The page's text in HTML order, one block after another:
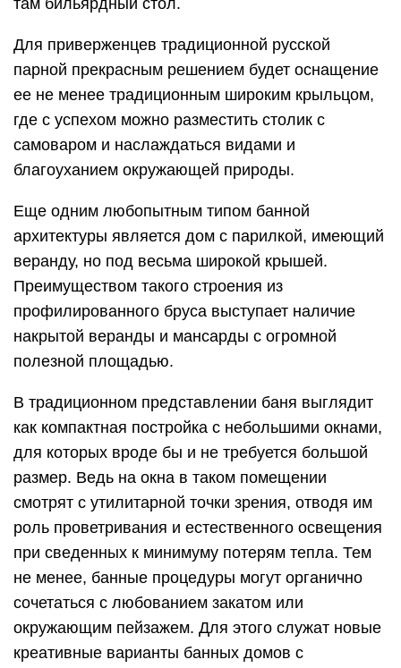
там бильярдный стол.
Для приверженцев традиционной русской
парной прекрасным решением будет оснащение
ее не менее традиционным широким крыльцом,
где с успехом можно разместить столик с
самоваром и наслаждаться видами и
благоуханием окружающей природы.
Еще одним любопытным типом банной
архитектуры является дом с парилкой, имеющий
веранду, но под весьма широкой крышей.
Преимуществом такого строения из
профилированного бруса выступает наличие
накрытой веранды и мансарды с огромной
полезной площадью.
В традиционном представлении баня выглядит
как компактная постройка с небольшими окнами,
для которых вроде бы и не требуется большой
размер. Ведь на окна в таком помещении
смотрят с утилитарной точки зрения, отводя им
роль проветривания и естественного освещения
при сведенных к минимуму потерям тепла. Тем
не менее, банные процедуры могут органично
сочетаться с любованием закатом или
окружающим пейзажем. Для этого служат новые
креативные варианты банных домов с